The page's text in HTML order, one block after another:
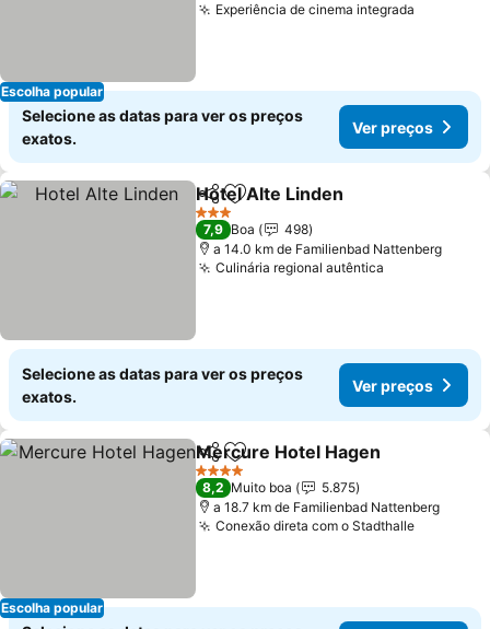
Escolha popular
Experiência de cinema integrada
Selecione as datas para ver os preços
exatos.
Ver preços
PartilharAdicionar aos favoritos
Hotel Alte Linden
3 Estrelas
7,9 Boa
498
a 14.0 km de Familienbad Nattenberg
Culinária regional autêntica
Selecione as datas para ver os preços
exatos.
Ver preços
Escolha popular
PartilharAdicionar aos favoritos
Mercure Hotel Hagen
4 Estrelas
8,2 Muito boa
5.875
a 18.7 km de Familienbad Nattenberg
Conexão direta com o StadthalleVer